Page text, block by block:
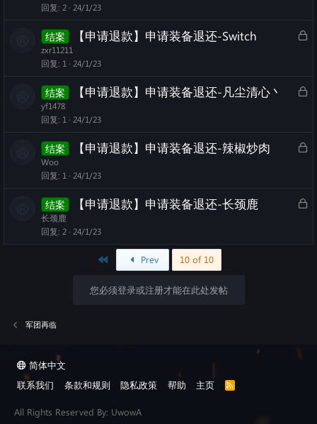
e
回复 2 24/1/23
L
e
结案 【申请退款】申请装备退还-Switch
zxr11211
回复 1 24/1/23
L
e
结案 【申请退款】申请装备退还-凡尘清心丶
yf1478
回复 1 24/1/23
L
e
结案 【申请退款】申请装备退还-辣椒炒肉
Woo
回复 1 24/1/23
L
k
结案 【申请退款】申请装备退还-长颈鹿
长颈鹿
回复 2 24/1/23
Prev 10 of 10
您必须登录或注册才能在此处发帖
军团再临
简体中文
联系我们
条款和规则 隐私政策 帮助 主页
R
All Rights Reserved By: UwowA